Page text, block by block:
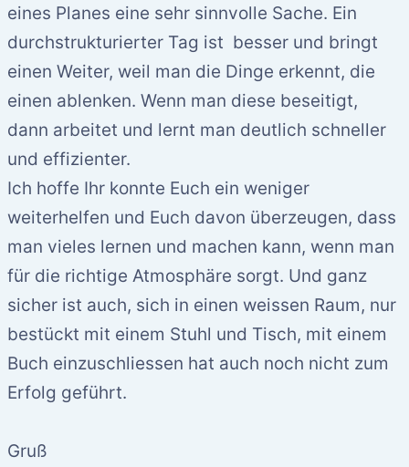
eines Planes eine sehr sinnvolle Sache. Ein
durchstrukturierter Tag ist besser und bringt
einen Weiter, weil man die Dinge erkennt, die
einen ablenken. Wenn man diese beseitigt,
dann arbeitet und lernt man deutlich schneller
und effizienter.
Ich hoffe Ihr konnte Euch ein weniger
weiterhelfen und Euch davon überzeugen, dass
man vieles lernen und machen kann, wenn man
für die richtige Atmosphäre sorgt. Und ganz
sicher ist auch, sich in einen weissen Raum, nur
bestückt mit einem Stuhl und Tisch, mit einem
Buch einzuschliessen hat auch noch nicht zum
Erfolg geführt.
Gruß